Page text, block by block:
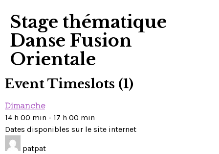
Stage thématique
Danse Fusion
Orientale
Event Timeslots (1)
Dimanche
14 h 00 min - 17 h 00 min
Dates disponibles sur le site internet
patpat